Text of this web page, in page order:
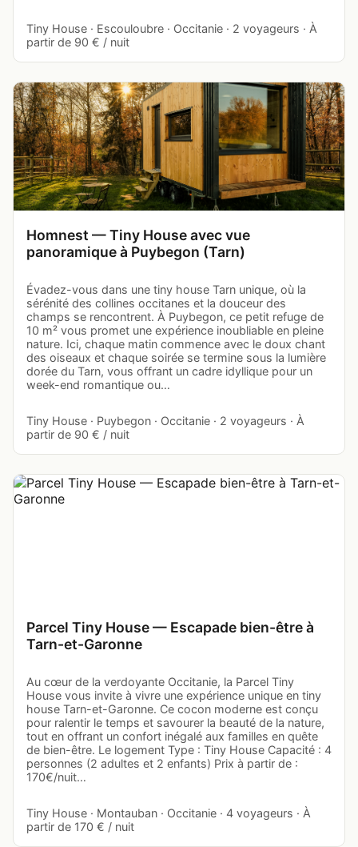
Tiny House · Escouloubre · Occitanie · 2 voyageurs · À
partir de 90 € / nuit
Homnest — Tiny House avec vue
panoramique à Puybegon (Tarn)
Évadez-vous dans une tiny house Tarn unique, où la
sérénité des collines occitanes et la douceur des
champs se rencontrent. À Puybegon, ce petit refuge de
10 m² vous promet une expérience inoubliable en pleine
nature. Ici, chaque matin commence avec le doux chant
des oiseaux et chaque soirée se termine sous la lumière
dorée du Tarn, vous offrant un cadre idyllique pour un
week-end romantique ou…
Tiny House · Puybegon · Occitanie · 2 voyageurs · À
partir de 90 € / nuit
Parcel Tiny House — Escapade bien-être à
Tarn-et-Garonne
Au cœur de la verdoyante Occitanie, la Parcel Tiny
House vous invite à vivre une expérience unique en tiny
house Tarn-et-Garonne. Ce cocon moderne est conçu
pour ralentir le temps et savourer la beauté de la nature,
tout en offrant un confort inégalé aux familles en quête
de bien-être. Le logement Type : Tiny House Capacité : 4
personnes (2 adultes et 2 enfants) Prix à partir de :
170€/nuit…
Tiny House · Montauban · Occitanie · 4 voyageurs · À
partir de 170 € / nuit